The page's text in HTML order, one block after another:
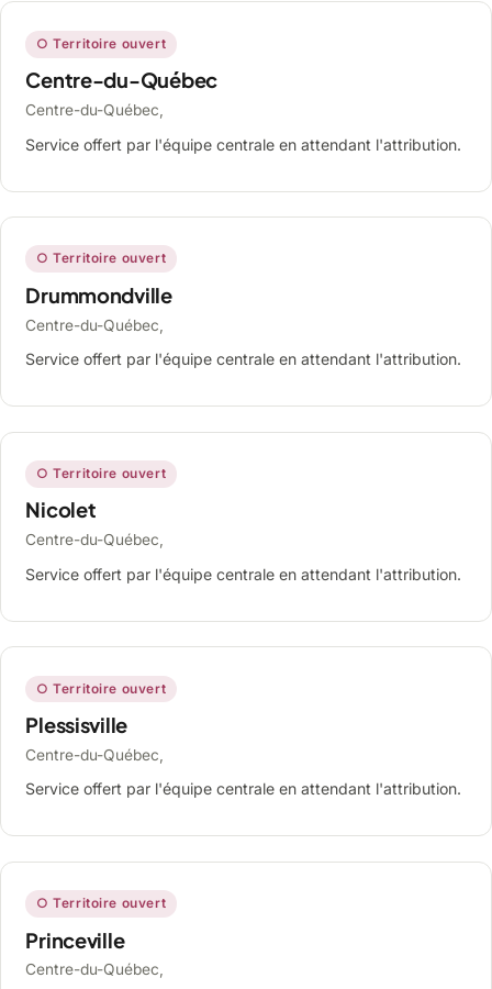
○ Territoire ouvert
Centre-du-Québec
Centre-du-Québec,
Service offert par l'équipe centrale en attendant l'attribution.
○ Territoire ouvert
Drummondville
Centre-du-Québec,
Service offert par l'équipe centrale en attendant l'attribution.
○ Territoire ouvert
Nicolet
Centre-du-Québec,
Service offert par l'équipe centrale en attendant l'attribution.
○ Territoire ouvert
Plessisville
Centre-du-Québec,
Service offert par l'équipe centrale en attendant l'attribution.
○ Territoire ouvert
Princeville
Centre-du-Québec,